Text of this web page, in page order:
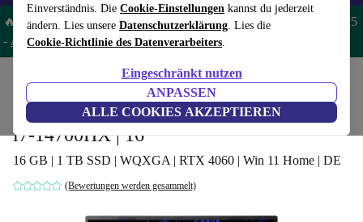
Einverständnis. Die Cookie-Einstellungen kannst du jederzeit
ändern. Lies unsere Datenschutzerklärung. Lies die
Cookie-Richtlinie des Datenverarbeiters.
Eingeschränkt nutzen
ANPASSEN
ALLE COOKIES AKZEPTIEREN
🔥 Spare 5% EXTRA auf MacBooks und iPads – Code: MACPAD5
- AGB
Laptops Acer Laptops
Acer Predator Helios Neo 16 PHN16-72 |
i7-14700HX | 16"
16 GB | 1 TB SSD | WQXGA | RTX 4060 | Win 11 Home | DE
(Bewertungen werden gesammelt)